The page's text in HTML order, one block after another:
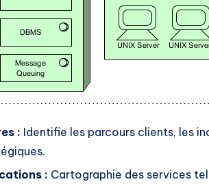
: Identifie les parcours clients, les
: Cartographie des services